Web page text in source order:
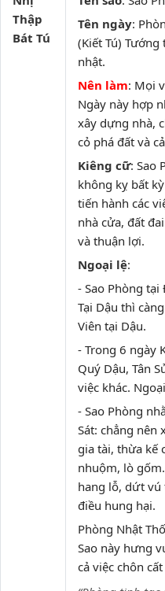
Thập
Bát Tú
Tên ngày:
(Kiết Tú)
nhật.
Nên làm: Mọi
Ngày này hợp
xây dựng nhà,
cỏ phá đất và
Kiêng cữ: Sao
không kỵ bất
tiến hành các
nhà cửa, đất
và thuận lợi.
Ngoại lệ:
- Sao Phòng tại
Tại Dậu thì
Viên tại Dậu.
- Trong 6 ngày
Quý Dậu, Tân
việc khác.
- Sao Phòng
Sát: chẳng nên
gia tài, thừa kế
nhuộm, lò
hang lỗ, dứt vú
điều hung hại.
Phòng Nhật
Sao này hưng
cả việc chôn